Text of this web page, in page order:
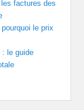
factures des
le prix
: le guide